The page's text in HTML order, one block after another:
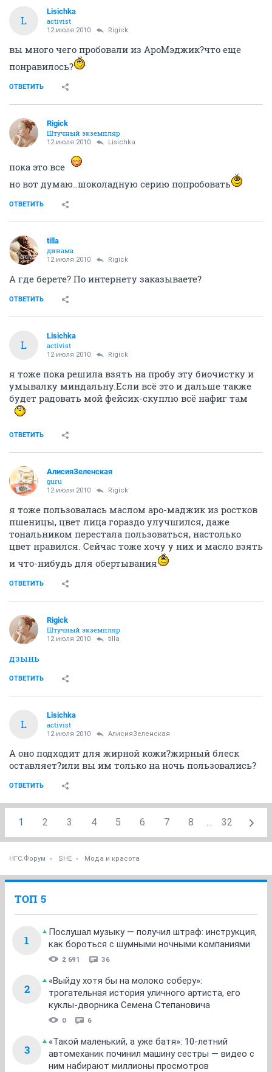
L
Lisichka
activist
12 июля 2010 Rigick
вы много чего пробовали из АроМэджик?что еще
понравилось?
ОТВЕТИТЬ
Rigick
Штучный экземпляр
12 июля 2010 Lisichka
пока это все
но вот думаю..шоколадную серию попробовать
ОТВЕТИТЬ
tilla
динама
12 июля 2010 Rigick
А где берете? По интернету заказываете?
ОТВЕТИТЬ
L
Lisichka
activist
12 июля 2010 Rigick
я тоже пока решила взять на пробу эту биочистку и
умывалку миндальну.Если всё это и дальше также
будет радовать мой фейсик-скуплю всё нафиг там
ОТВЕТИТЬ
АлисияЗеленская
guru
12 июля 2010 Rigick
я тоже пользовалась маслом аро-маджик из ростков
пшеницы, цвет лица гораздо улучшился, даже
тональником перестала пользоваться, настолько
цвет нравился. Сейчас тоже хочу у них и масло взять
и что-нибудь для обертывания
ОТВЕТИТЬ
Rigick
Штучный экземпляр
12 июля 2010 tilla
дзынь
ОТВЕТИТЬ
L
Lisichka
activist
12 июля 2010 АлисияЗеленская
А оно подходит для жирной кожи?жирный блеск
оставляет?или вы им только на ночь пользовались?
ОТВЕТИТЬ
1 2 3 4 5 6 7 8 ... 32
НГС.Форум SHE Мода и красота
ТОП 5
1
Послушал музыку — получил штраф: инструкция,
как бороться с шумными ночными компаниями
2 691 36
2
«Выйду хотя бы на молоко соберу»:
трогательная история уличного артиста, его
куклы-дворника Семена Степановича
0 6
3
«Такой маленький, а уже батя»: 10-летний
автомеханик починил машину сестры — видео с
ним набирают миллионы просмотров